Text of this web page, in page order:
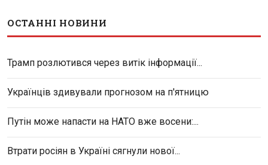
ОСТАННІ НОВИНИ
Трамп розлютився через витік інформації...
Українців здивували прогнозом на п'ятницю
Путін може напасти на НАТО вже восени:...
Втрати росіян в Україні сягнули нової...